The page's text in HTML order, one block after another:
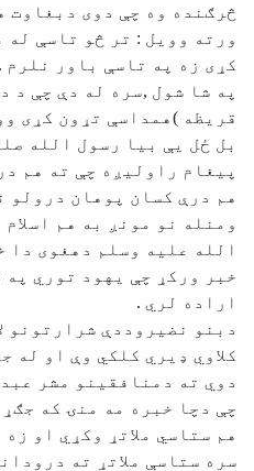
څرګنده وه چې دوی دبغاوت
ورته وويل : تر څو تاسې
كړى زه په تاسې باور
په شا شول ,سره له دې چې د
قريظه )همداسې تړون كړى
بل ځل يې بيا رسول الله
پيغام راوليږه چې ته هم
هم درې كسان پوهان درولو
ومنله نو مونږ به هم
الله عليه وسلم دهغوی دا
خبر وركړ چې يهود توري په
اراده لري .
دبنو نضيروددې شرارتونو
كلاوي ډيري كلكي وې او له
دوي ته دمنافقينو مشر
چې دچا خبره مه منۍ كه
هم ستاسي ملاتړ وكړي او
سره ستاسې ملاتړ ته